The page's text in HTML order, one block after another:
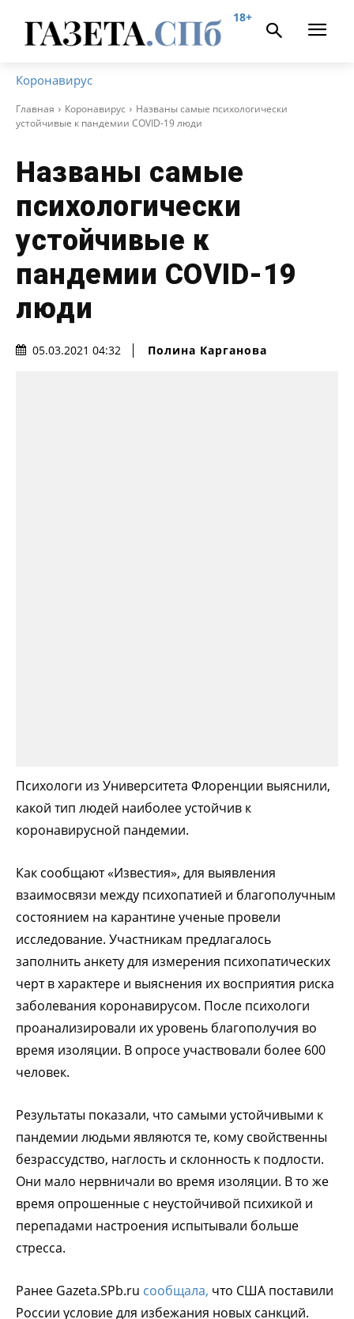
18+
Коронавирус
Главная Коронавирус
Названы самые психологически
устойчивые к пандемии COVID-19 люди
Названы самые
психологически
устойчивые к
пандемии COVID-19
люди
05.03.2021 04:32 Полина Карганова
Психологи из Университета Флоренции выяснили,
какой тип людей наиболее устойчив к
коронавирусной пандемии.
Как сообщают «Известия», для выявления
взаимосвязи между психопатией и благополучным
состоянием на карантине ученые провели
исследование. Участникам предлагалось
заполнить анкету для измерения психопатических
черт в характере и выяснения их восприятия риска
заболевания коронавирусом. После психологи
проанализировали их уровень благополучия во
время изоляции. В опросе участвовали более 600
человек.
Результаты показали, что самыми устойчивыми к
пандемии людьми являются те, кому свойственны
безрассудство, наглость и склонность к подлости.
Они мало нервничали во время изоляции. В то же
время опрошенные с неустойчивой психикой и
перепадами настроения испытывали больше
стресса.
Ранее Gazeta.SPb.ru сообщала, что США поставили
России условие для избежания новых санкций.